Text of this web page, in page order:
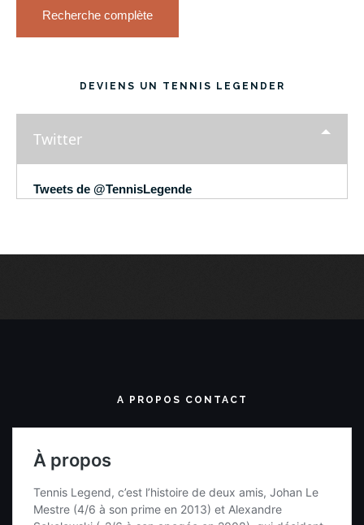
Recherche complète
DEVIENS UN TENNIS LEGENDER
Twitter
Tweets de @TennisLegende
A PROPOS CONTACT